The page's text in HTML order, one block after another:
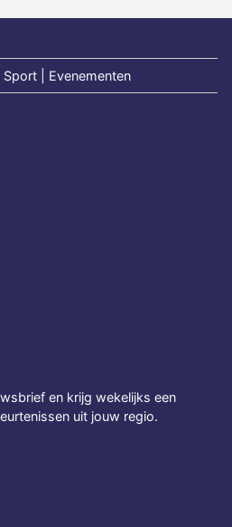
| Evenementen
en krijg wekelijks een
uit jouw regio.